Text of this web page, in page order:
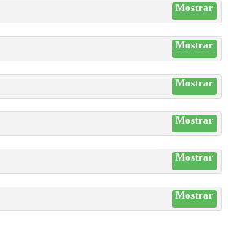
Mostrar
Mostrar
Mostrar
Mostrar
Mostrar
Mostrar